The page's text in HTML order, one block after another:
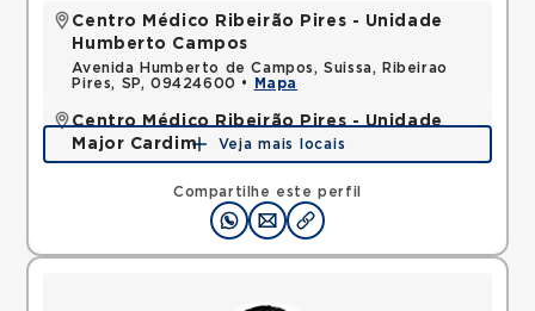
Compartilhe este perfil
Centro Médico Ribeirão Pires - Unidade
Humberto Campos
Avenida Humberto de Campos, Suissa, Ribeirao
Pires, SP, 09424600 •
Mapa
Centro Médico Ribeirão Pires - Unidade
Major Cardim
Rua Major Cardim, Suissa, Ribeirao Pires, SP,
Mapa
Veja mais locais